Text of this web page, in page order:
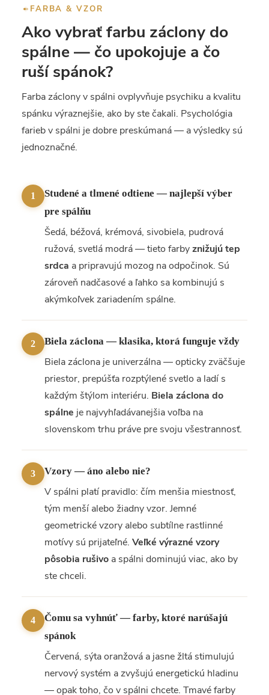
FARBA & VZOR
Ako vybrať farbu záclony do
spálne — čo upokojuje a čo
ruší spánok?
Farba záclony v spálni ovplyvňuje psychiku a kvalitu
spánku výraznejšie, ako by ste čakali. Psychológia
farieb v spálni je dobre preskúmaná — a výsledky sú
jednoznačné.
1
Studené a tlmené odtiene — najlepší výber
pre spálňu
Šedá, béžová, krémová, sivobiela, pudrová
ružová, svetlá modrá — tieto farbyznižujú tep
srdca a pripravujú mozog na odpočinok. Sú
zároveň nadčasové a ľahko sa kombinujú s
akýmkoľvek zariadením spálne.
2 Biela záclona — klasika, ktorá funguje vždy
Biela záclona je univerzálna — opticky zväčšuje
priestor, prepúšťa rozptýlené svetlo a ladí s
každým štýlom interiéru. Biela záclona do
spálne je najvyhľadávanejšia voľba na
slovenskom trhu práve pre svoju všestrannosť.
3 Vzory — áno alebo nie?
V spálni platí pravidlo: čím menšia miestnosť,
tým menší alebo žiadny vzor. Jemné
geometrické vzory alebo subtílne rastlinné
motívy sú prijateľné. Veľké výrazné vzory
pôsobia rušivo a spálni dominujú viac, ako by
ste chceli.
4
Čomu sa vyhnúť — farby, ktoré narúšajú
spánok
Červená, sýta oranžová a jasne žltá stimulujú
nervový systém a zvyšujú energetickú hladinu
— opak toho, čo v spálni chcete. Tmavé farby